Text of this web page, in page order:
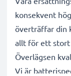
konsekvent
överträffar din
allt för ett stort
Överlägsen
Vi är